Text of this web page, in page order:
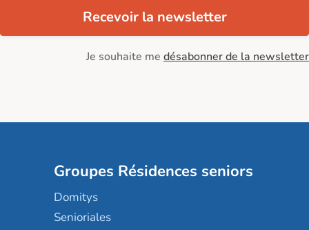
Recevoir la newsletter
Je souhaite me désabonner de la newsletter
Groupes Résidences seniors
Domitys
Senioriales